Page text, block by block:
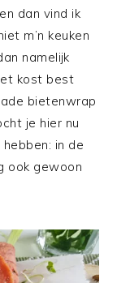
dan vind ik
m’n keuken
namelijk
kost best
bietenwrap
je hier nu
in de
ook gewoon